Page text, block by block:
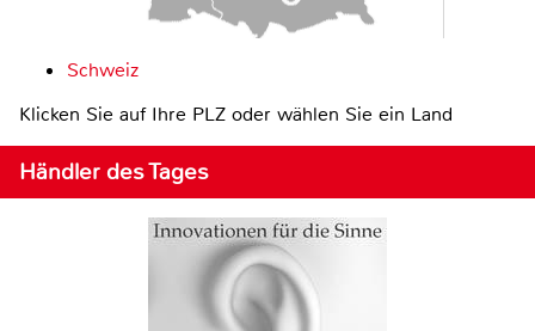
Schweiz
Klicken Sie auf Ihre PLZ oder wählen Sie ein Land
Händler des Tages